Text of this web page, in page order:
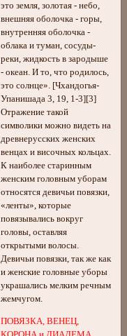
это земля, золотая - небо,
внешняя оболочка - горы,
внутренняя оболочка -
облака и туман, сосуды-
реки, жидкость в зародыше
- океан. И то, что родилось,
это солнце». [Чхандогья-
Упанишада 3, 19, 1-3][3]
Отражение такой
символики можно видеть на
древнерусских женских
венцах и височных кольцах.
К наиболее старинным
женским головным уборам
относятся девичьи повязки,
«ленты», которые
повязывались вокруг
головы, оставляя
открытыми волосы.
Девичьи повязки, так же как
и женские головные уборы
украшались мелким речным
жемчугом.
ПОВЯЗКА, ВЕНЕЦ,